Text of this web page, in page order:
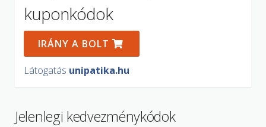
kuponkódok
IRÁNY A BOLT
Látogatás unipatika.hu
Jelenlegi kedvezménykódok